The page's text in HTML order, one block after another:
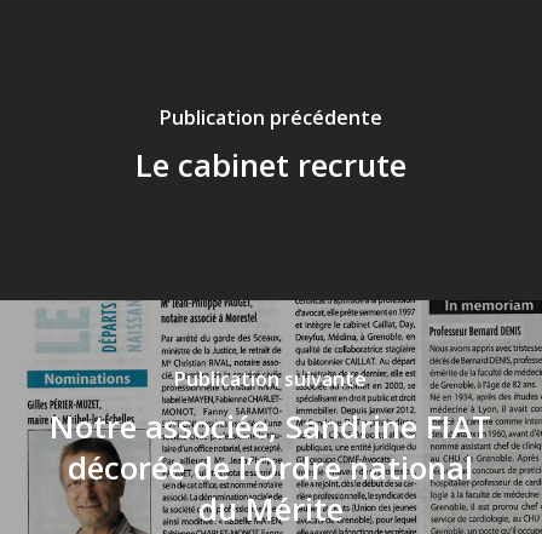
Publication précédente
Le cabinet recrute
Publication suivante
Notre associée, Sandrine FIAT
décorée de l’Ordre national
du Mérite